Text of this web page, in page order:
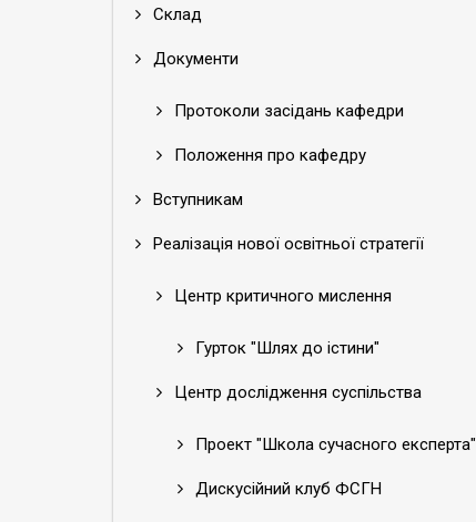
Склад
Документи
Протоколи засідань кафедри
Положення про кафедру
Вступникам
Реалізація нової освітньої стратегії
Центр критичного мислення
Гурток "Шлях до істини"
Центр дослідження суспільства
Проект "Школа сучасного експерта"
Дискусійний клуб ФСГН